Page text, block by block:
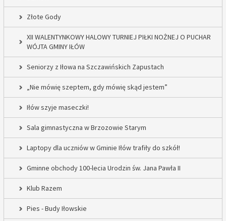
Złote Gody
XII WALENTYNKOWY HALOWY TURNIEJ PIŁKI NOŻNEJ O PUCHAR
WÓJTA GMINY IŁÓW
Seniorzy z Iłowa na Szczawińskich Zapustach
„Nie mówię szeptem, gdy mówię skąd jestem”
Iłów szyje maseczki!
Sala gimnastyczna w Brzozowie Starym
Laptopy dla uczniów w Gminie Iłów trafiły do szkół!
Gminne obchody 100-lecia Urodzin św. Jana Pawła II
Klub Razem
Pies - Budy Iłowskie